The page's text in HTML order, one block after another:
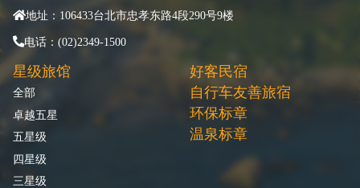
地址：106433台北市忠孝东路4段290号9楼
电话：(02)2349-1500
星级旅馆
全部
卓越五星
五星级
四星级
三星级
好客民宿
自行车友善旅宿
环保标章
温泉标章